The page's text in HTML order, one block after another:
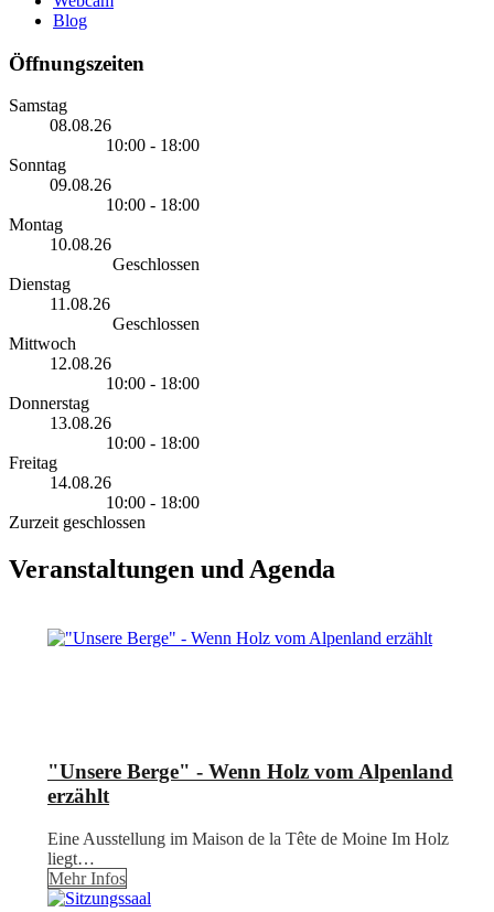
Blog
Öffnungszeiten
Samstag
08.08.26
10:00 - 18:00
Sonntag
09.08.26
10:00 - 18:00
Montag
10.08.26
Geschlossen
Dienstag
11.08.26
Geschlossen
Mittwoch
12.08.26
10:00 - 18:00
Donnerstag
13.08.26
10:00 - 18:00
Freitag
14.08.26
10:00 - 18:00
Zurzeit geschlossen
Veranstaltungen und Agenda
"Unsere Berge" - Wenn Holz vom Alpenland
erzählt
Eine Ausstellung im Maison de la Tête de Moine Im Holz
liegt…
Mehr Infos